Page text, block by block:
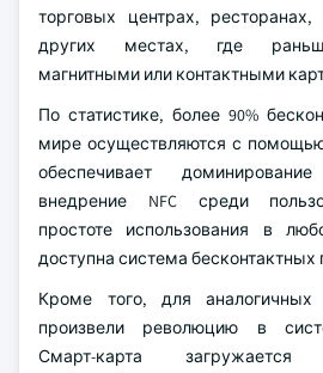
торговых центрах,
других местах, где
магнитными или контактными
По статистике, более 90%
мире осуществляются с помощью
обеспечивает
внедрение NFC среди
простоте использования в
доступна система бесконтактных
Кроме того, для аналогичных
произвели революцию в
Смарт-карта загружается